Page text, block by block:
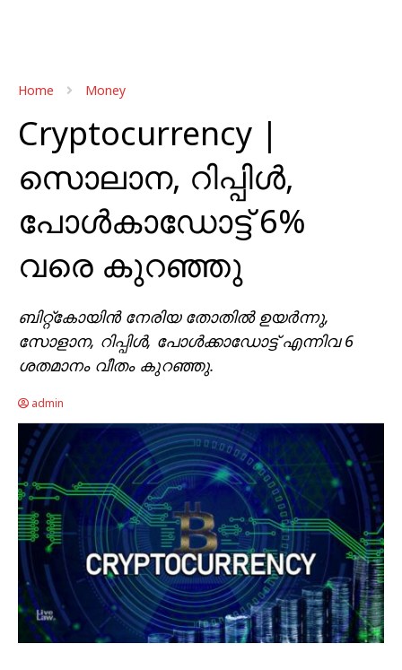
Home Money
Cryptocurrency |
സൊലാന, റിപ്പിൾ,
പോൾകാഡോട്ട് 6%
വരെ കുറഞ്ഞു
ബിറ്റ്കോയിൻ നേരിയ തോതിൽ ഉയർന്നു,
സോളാന, റിപ്പിൾ, പോൾക്കാഡോട്ട് എന്നിവ 6
ശതമാനം വീതം കുറഞ്ഞു.
admin